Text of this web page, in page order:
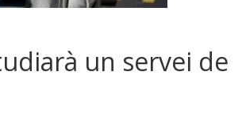
un servei de